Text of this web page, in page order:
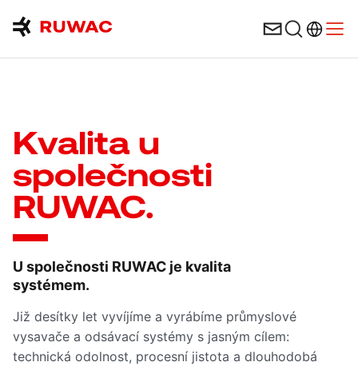
Výběr
Kvalita u
společnosti
RUWAC.
U společnosti RUWAC je kvalita
systémem.
Již desítky let vyvíjíme a vyrábíme průmyslové
vysavače a odsávací systémy s jasným cílem:
technická odolnost, procesní jistota a dlouhodobá